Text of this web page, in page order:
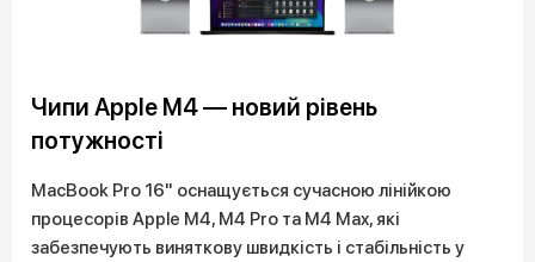
Чипи Apple M4 — новий рівень
потужності
MacBook Pro 16" оснащується сучасною лінійкою
процесорів Apple M4, M4 Pro та M4 Max, які
забезпечують виняткову швидкість і стабільність у